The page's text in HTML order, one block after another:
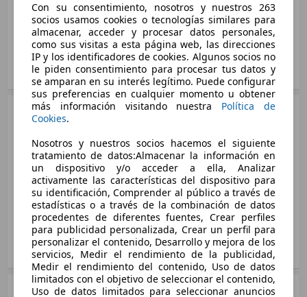
Puertas:
5
Asientos:
5
Maletero:
350 - 1260 litros
Mostrar variantes
SUV/4x4/Pickup
Gasolina
CX-3 2.0 Skyactiv-G 100 Aniversario 2WD
89kW
89 KW (121 PS)
Ø 5.9 l/100km
CX-3 2.0 Skyactiv-G Evolution 2WD 89kW
89 KW (121 PS)
2018 - 2020
Medidas
(L/A/A):
desde 4275 x 1730 x 1535 mm
Potencia:
85 KW (115 PS)
Puertas:
5
Asientos:
5
Mostrar variantes
2015 - 2018
Con su consentimiento, nosotros y nuestros 263
socios usamos cookies o tecnologías similares para
almacenar, acceder y procesar datos personales,
como sus visitas a esta página web, las direcciones
IP y los identificadores de cookies. Algunos socios no
le piden consentimiento para procesar tus datos y
se amparan en su interés legítimo. Puede configurar
sus preferencias en cualquier momento u obtener
más información visitando nuestra Política de
Cookies.
Nosotros y nuestros socios hacemos el siguiente
tratamiento de datos:Almacenar la información en
un dispositivo y/o acceder a ella, Analizar
activamente las características del dispositivo para
su identificación, Comprender al público a través de
estadísticas o a través de la combinación de datos
procedentes de diferentes fuentes, Crear perfiles
para publicidad personalizada, Crear un perfil para
personalizar el contenido, Desarrollo y mejora de los
servicios, Medir el rendimiento de la publicidad,
Medir el rendimiento del contenido, Uso de datos
limitados con el objetivo de seleccionar el contenido,
Uso de datos limitados para seleccionar anuncios